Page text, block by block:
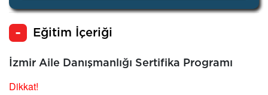
Eğitim İçeriği
İzmir Aile Danışmanlığı Sertifika Programı
Dikkat!